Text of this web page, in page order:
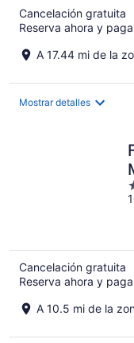
Cancelación gratuita
Reserva ahora y
A 17.44 mi de la
Mostrar detalles
Cancelación gratuita
Reserva ahora y
A 10.5 mi de la